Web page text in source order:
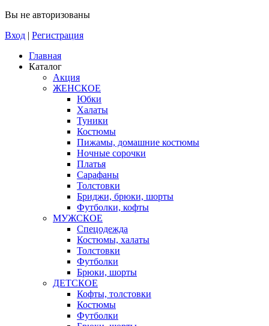
Вы не авторизованы
Вход | Регистрация
Главная
Каталог
Акция
ЖЕНСКОЕ
Юбки
Халаты
Туники
Костюмы
Пижамы, домашние костюмы
Ночные сорочки
Платья
Сарафаны
Толстовки
Бриджи, брюки, шорты
Футболки, кофты
МУЖСКОЕ
Спецодежда
Костюмы, халаты
Толстовки
Футболки
Брюки, шорты
ДЕТСКОЕ
Кофты, толстовки
Костюмы
Футболки